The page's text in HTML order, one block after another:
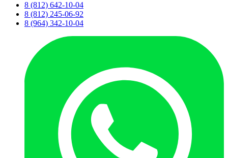
8 (812) 642-10-04
8 (812) 245-06-92
8 (964) 342-10-04